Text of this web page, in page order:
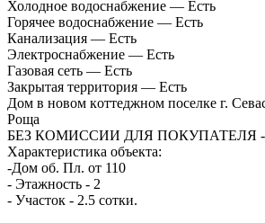
Холодное водоснабжение — Есть
Горячее водоснабжение — Есть
Канализация — Есть
Электроснабжение — Есть
Газовая сеть — Есть
Закрытая территория — Есть
Дoм в новом кoттеджнoм поcелке г.
Роща
БЕЗ КОМИССИИ ДЛЯ ПОКУПАТЕЛЯ -
Характеристика объекта:
-Дом об. Пл. от 110
- Этажность - 2
- Учаcток - 2.5 coтки.